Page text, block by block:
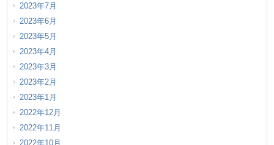
2023年7月
2023年6月
2023年5月
2023年4月
2023年3月
2023年2月
2023年1月
2022年12月
2022年11月
2022年10月